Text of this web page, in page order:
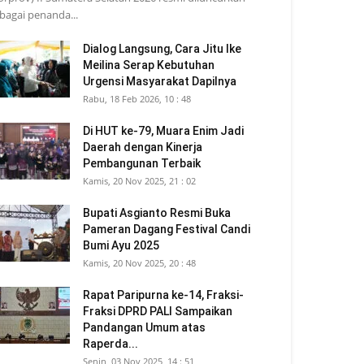
penanda...
Dialog Langsung, Cara Jitu Ike
Meilina Serap Kebutuhan
Urgensi Masyarakat Dapilnya
Rabu, 18 Feb 2026, 10 : 48
Di HUT ke-79, Muara Enim Jadi
Daerah dengan Kinerja
Pembangunan Terbaik
Kamis, 20 Nov 2025, 21 : 02
Bupati Asgianto Resmi Buka
Pameran Dagang Festival Candi
Bumi Ayu 2025
Kamis, 20 Nov 2025, 20 : 48
Rapat Paripurna ke-14, Fraksi-
Fraksi DPRD PALI Sampaikan
Pandangan Umum atas
Raperda...
Senin, 03 Nov 2025, 14 : 51